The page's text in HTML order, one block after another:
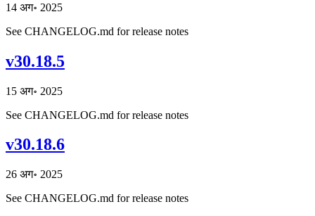
14 अग॰ 2025
See CHANGELOG.md for release notes
v30.18.5
15 अग॰ 2025
See CHANGELOG.md for release notes
v30.18.6
26 अग॰ 2025
See CHANGELOG.md for release notes